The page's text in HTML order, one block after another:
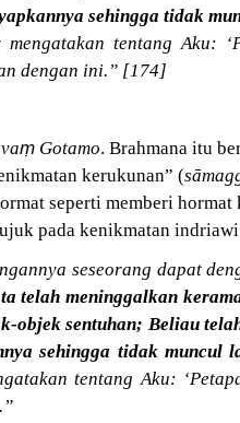
sehingga tidak
tentang Aku:
dengan ini.” [174]
ṃ Gotamo. Brahmana itu
kerukunan” (
seperti memberi hormat
pada kenikmatan
seseorang dapat
telah meninggalkan
objek sentuhan; Beliau
sehingga tidak muncul
tentang Aku: